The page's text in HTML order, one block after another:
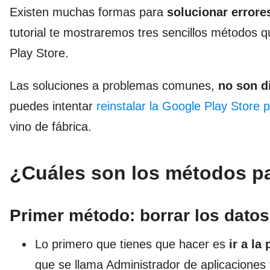
Existen muchas formas para solucionar
tutorial te mostraremos tres sencillos métodos
Play Store.
Las soluciones a problemas comunes, no son
puedes intentar reinstalar la Google Play Store
vino de fábrica.
¿Cuáles son los métodos
Primer método: borrar los
Lo primero que tienes que hacer es ir a la
que se llama Administrador de